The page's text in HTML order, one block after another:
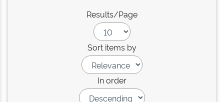
Results/Page
Sort items by
In order